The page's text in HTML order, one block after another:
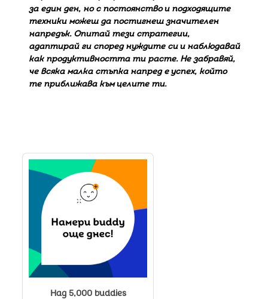
за един ден, но с постоянство и подходящите
техники можеш да постигнеш значителен
напредък. Опитай тези стратегии,
адаптирай ги според нуждите си и наблюдавай
как продуктивността ти расте. Не забравяй,
че всяка малка стъпка напред е успех, който
те приближава към целите ти.
Над 5,000 buddies